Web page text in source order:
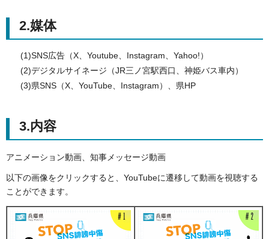
2.媒体
(1)SNS広告（X、Youtube、Instagram、Yahoo!）
(2)デジタルサイネージ（JR三ノ宮駅西口、神姫バス車内）
(3)県SNS（X、YouTube、Instagram）、県HP
3.内容
アニメーション動画、知事メッセージ動画
以下の画像をクリックすると、YouTubeに遷移して動画を視聴する
ことができます。